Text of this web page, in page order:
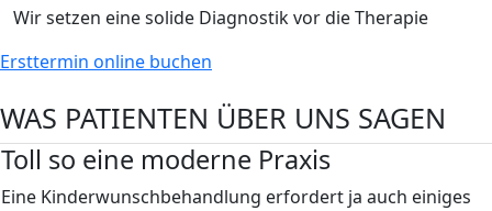
Wir setzen eine solide Diagnostik vor die Therapie
Ersttermin online buchen
WAS PATIENTEN ÜBER UNS SAGEN
Toll so eine moderne Praxis
Eine Kinderwunschbehandlung erfordert ja auch einiges